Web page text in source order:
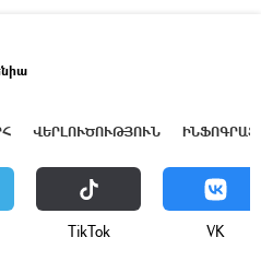
ՎԵՐԼՈՒԾՈՒԹՅՈՒՆ
ТikТоk VK